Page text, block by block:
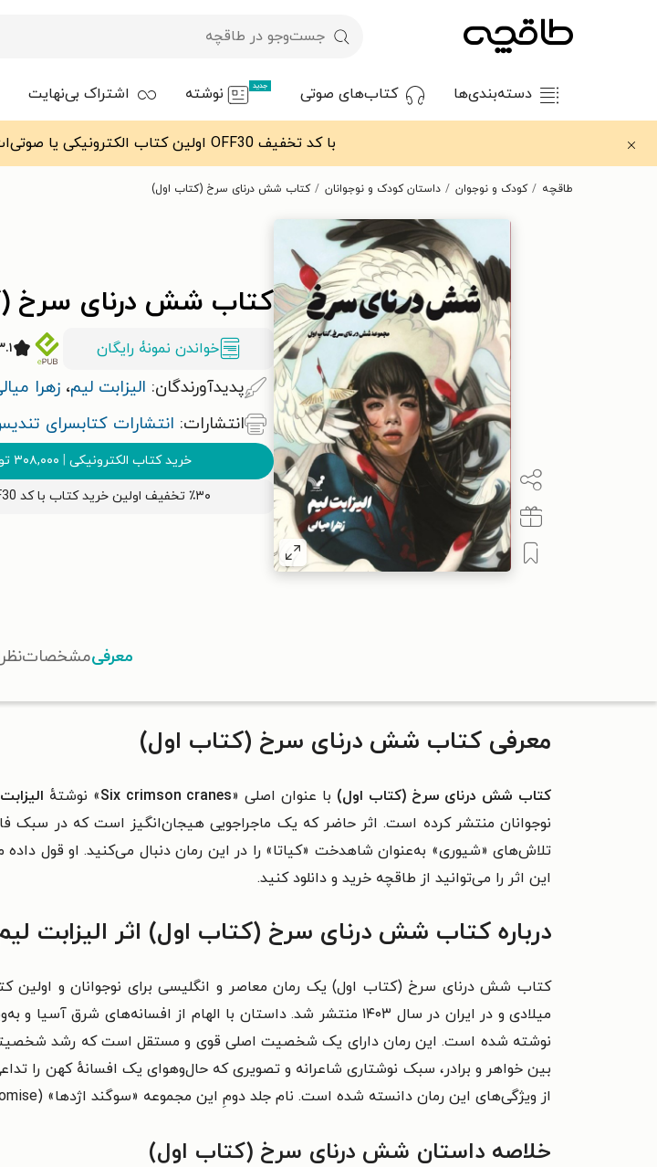
دسته‌بندی‌ها کتاب‌های صوتی جدید نوشته اشتراک بی‌نهایت
با کد تخفیف OFF30 اولین کتاب الکترونیکی یا صوتی‌ات را با ۳۰٪ تخفیف از طاقچه دریافت کن.
طاقچه کودک و نوجوان داستان کودک و نوجوانان کتاب شش درنای سرخ (کتاب اول)
کتاب شش درنای سرخ
خواندن نمونۀ رایگان ۳.۱
پدیدآورندگان: الیزابت لیم، زهرا
انتشارات: انتشارات کتابسرای
خرید کتاب الکترونیکی ۳۰۸,۰۰۰
٪۳۰ تخفیف اولین خرید کتاب با کد
معرفیمشخصات
معرفی کتاب شش درنای سرخ (کتاب اول)
کتاب شش درنای سرخ (کتاب اول) با عنوان اصلی «Six crimson cranes» نوشتهٔ
نوجوانان منتشر کرده است. اثر حاضر که یک ماجراجویی هیجان‌انگیز است که در سبک
تلاش‌های «شیوری» به‌عنوان شاهدخت «کیاتا» را در این رمان دنبال می‌کنید. او قول داده
این اثر را می‌توانید از طاقچه خرید و دانلود کنید.
درباره کتاب شش درنای سرخ (کتاب اول) اثر الیزابت
نوشته شده است. این رمان دارای یکشخصیت اصلی قوی و مستقل است که رشد شخصیتی
بین خواهر و برادر، سبک نوشتاری شاعرانه و تصویری که حال‌وهوای یک افسانهٔ کهن را
از ویژگی‌های این رمان دانسته شده است. نام جلد دومِ این مجموعه «سوگند اژدها» (The Dragon’s Promise) است.
خلاصه داستان شش درنای سرخ (کتاب اول)